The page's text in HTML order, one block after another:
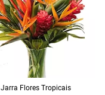
Jarra Flores Tropi­cais